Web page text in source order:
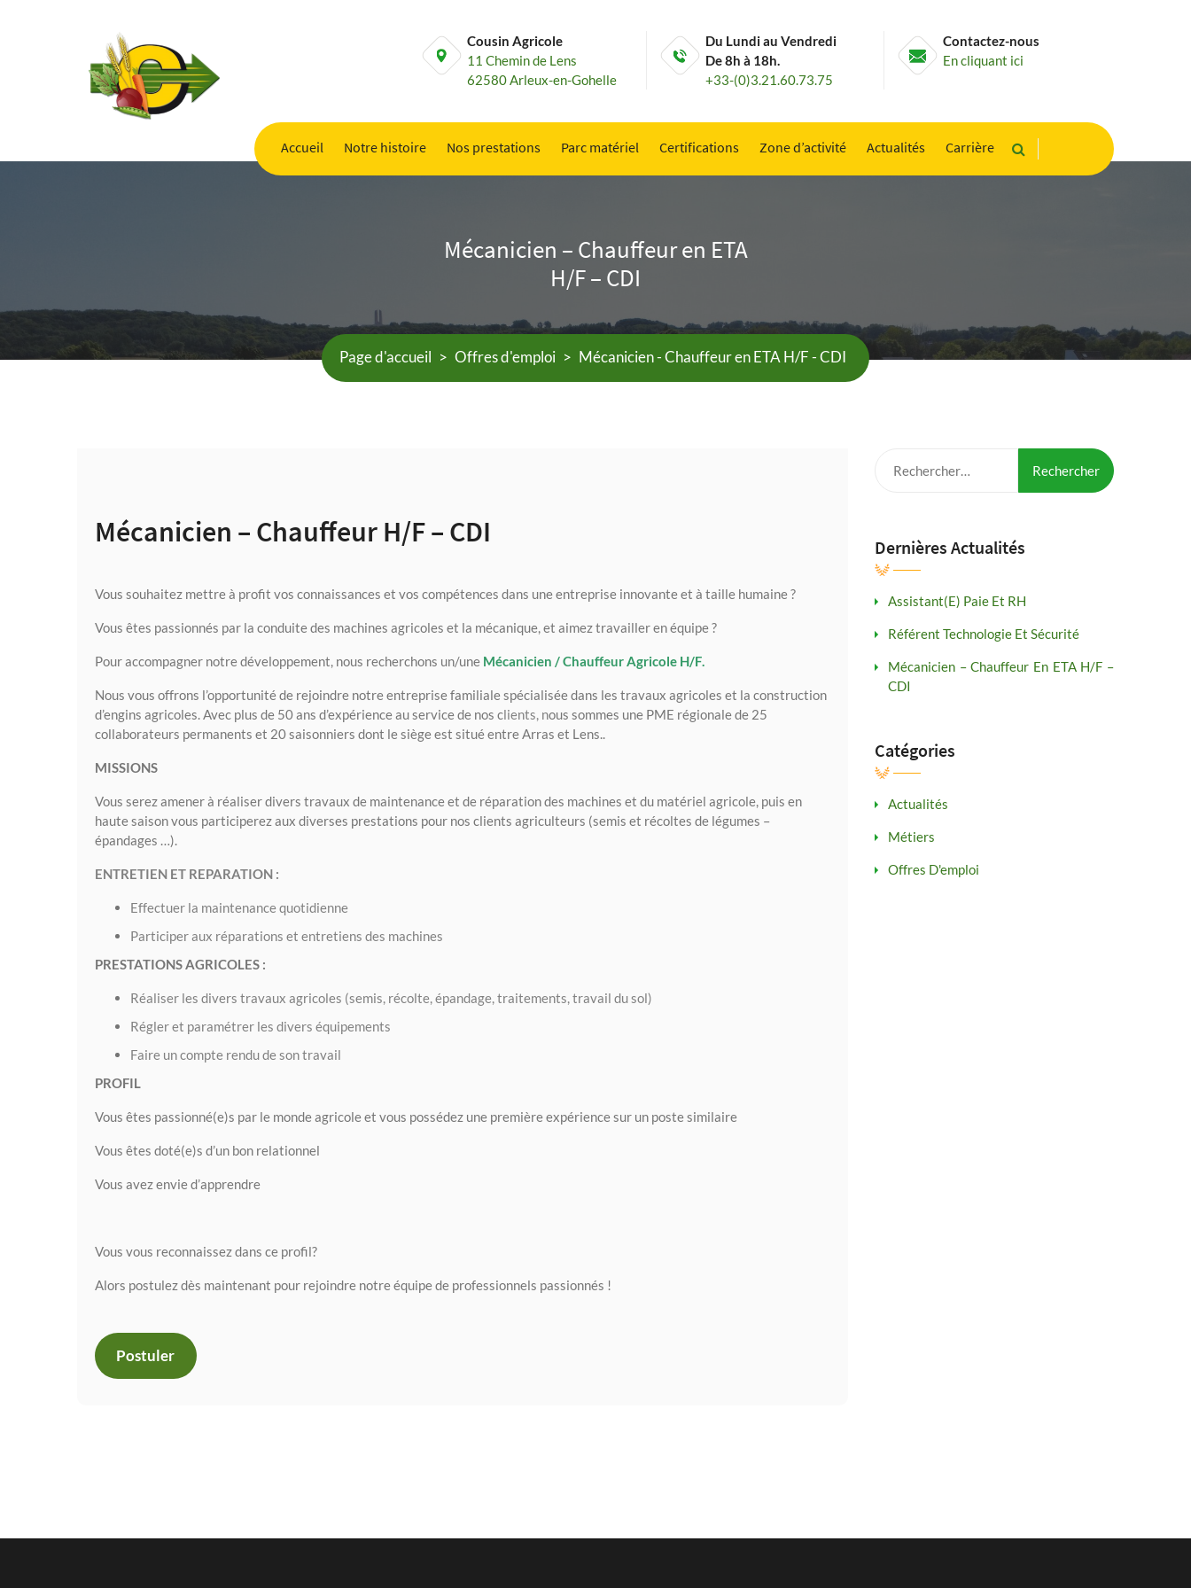
Cousin Agricole
11 Chemin de Lens
62580 Arleux-en-Gohelle
Du Lundi au Vendredi
De 8h à 18h.
+33-(0)3.21.60.73.75
Contactez-nous
En cliquant ici
Accueil Notre histoire Nos prestations Parc matériel Certifications Zone d’activité Actualités Carrière
Mécanicien – Chauffeur en ETA
H/F – CDI
Page d'accueil > Offres d'emploi > Mécanicien - Chauffeur en ETA H/F - CDI
Mécanicien – Chauffeur H/F – CDI
Vous souhaitez mettre à profit vos connaissances et vos compétences dans une entreprise innovante et à taille humaine ?
Vous êtes passionnés par la conduite des machines agricoles et la mécanique, et aimez travailler en équipe ?
Pour accompagner notre développement, nous recherchons un/une Mécanicien / Chauffeur Agricole H/F.
Nous vous offrons l’opportunité de rejoindre notre entreprise familiale spécialisée dans les travaux agricoles et la construction
d’engins agricoles. Avec plus de 50 ans d’expérience au service de nos clients, nous sommes une PME régionale de 25
collaborateurs permanents et 20 saisonniers dont le siège est situé entre Arras et Lens..
MISSIONS
Vous serez amener à réaliser divers travaux de maintenance et de réparation des machines et du matériel agricole, puis en
haute saison vous participerez aux diverses prestations pour nos clients agriculteurs (semis et récoltes de légumes –
épandages …).
ENTRETIEN ET REPARATION :
Effectuer la maintenance quotidienne
Participer aux réparations et entretiens des machines
PRESTATIONS AGRICOLES :
Réaliser les divers travaux agricoles (semis, récolte, épandage, traitements, travail du sol)
Régler et paramétrer les divers équipements
Faire un compte rendu de son travail
PROFIL
Vous êtes passionné(e)s par le monde agricole et vous possédez une première expérience sur un poste similaire
Vous êtes doté(e)s d’un bon relationnel
Vous avez envie d’apprendre
Vous vous reconnaissez dans ce profil?
Alors postulez dès maintenant pour rejoindre notre équipe de professionnels passionnés !
Postuler
Dernières Actualités
Assistant(e) Paie Et RH
Référent Technologie Et Sécurité
Mécanicien – Chauffeur En ETA H/F –
CDI
Catégories
Actualités
Métiers
Offres D'emploi